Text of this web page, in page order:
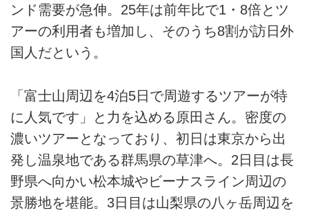
ンド需要が急伸。25年は前年比で1・8倍とツ
アーの利用者も増加し、そのうち8割が訪日外
国人だという。
「富士山周辺を4泊5日で周遊するツアーが特
に人気です」と力を込める原田さん。密度の
濃いツアーとなっており、初日は東京から出
発し温泉地である群馬県の草津へ。2日目は長
野県へ向かい松本城やビーナスライン周辺の
景勝地を堪能。3日目は山梨県の八ヶ岳周辺を